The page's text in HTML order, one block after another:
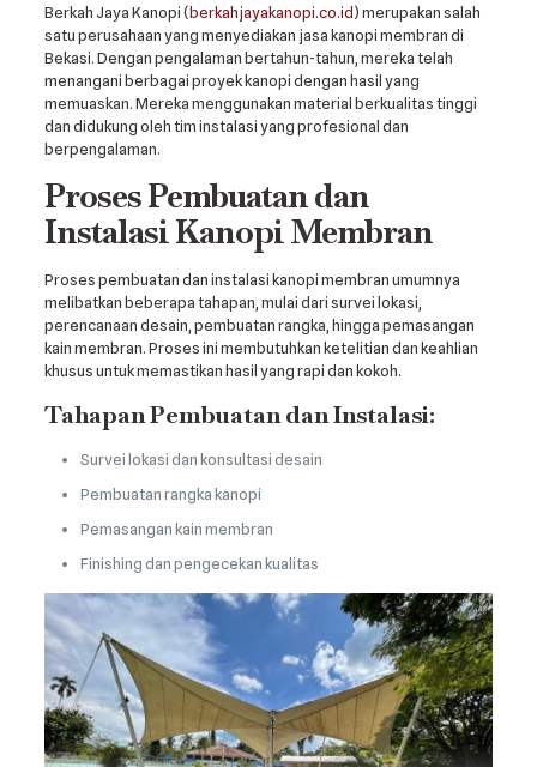
Berkah Jaya Kanopi (berkahjayakanopi.co.id) merupakan salah
satu perusahaan yang menyediakan jasa kanopi membran di
Bekasi. Dengan pengalaman bertahun-tahun, mereka telah
menangani berbagai proyek kanopi dengan hasil yang
memuaskan. Mereka menggunakan material berkualitas tinggi
dan didukung oleh tim instalasi yang profesional dan
berpengalaman.
Proses Pembuatan dan
Instalasi Kanopi Membran
Proses pembuatan dan instalasi kanopi membran umumnya
melibatkan beberapa tahapan, mulai dari survei lokasi,
perencanaan desain, pembuatan rangka, hingga pemasangan
kain membran. Proses ini membutuhkan ketelitian dan keahlian
khusus untuk memastikan hasil yang rapi dan kokoh.
Tahapan Pembuatan dan Instalasi:
Survei lokasi dan konsultasi desain
Pembuatan rangka kanopi
Pemasangan kain membran
Finishing dan pengecekan kualitas